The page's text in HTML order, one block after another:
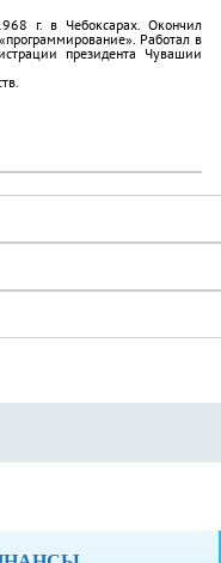
г. в Чебоксарах. Окончил
Работал в
президента Чувашии